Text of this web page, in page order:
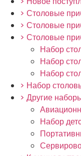
> Столовые
> Столовые
> Столовые
Набор
Набор
Набор
> Набор
> Другие
Набор